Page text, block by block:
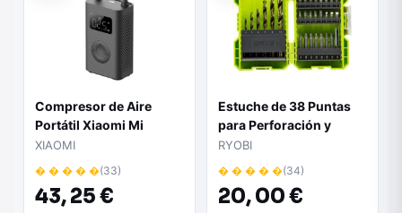
Compresor de Aire
Portátil Xiaomi Mi
Portable Electric Air
Compressor 2 -
Pantalla LED | Hasta
10.3 Bares | Boquilla y
XIAOMI
� � � � �(33)
43,25 €
Estuche de 38 Puntas
para Perforación y
Atornillar Ryobi
RAK38SDD
RYOBI
� � � � �(34)
20,00 €